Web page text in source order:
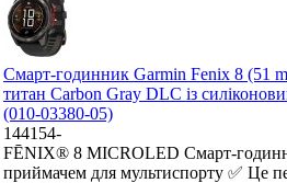
Смарт-годинник Garmin Fenix 8 (51
титан Carbon Gray DLC із
(010-03380-05)
144154-
FĒNIX® 8 MICROLED Смарт-
приймачем для мультиспорту ✅ Це